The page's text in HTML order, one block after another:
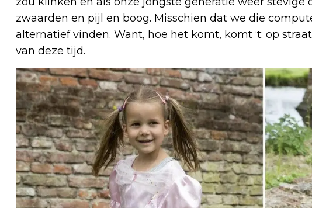
zwaarden en pijl en boog. Misschien dat we die
alternatief vinden. Want, hoe het komt, komt ‘t: op
van deze tijd.